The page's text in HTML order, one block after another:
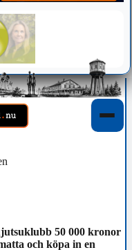
50 000 kronor
och köpa in en